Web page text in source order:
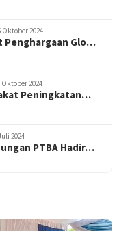
2024
Penghargaan Glo…
Oktober 2024
Peningkatan…
2024
PTBA Hadir…